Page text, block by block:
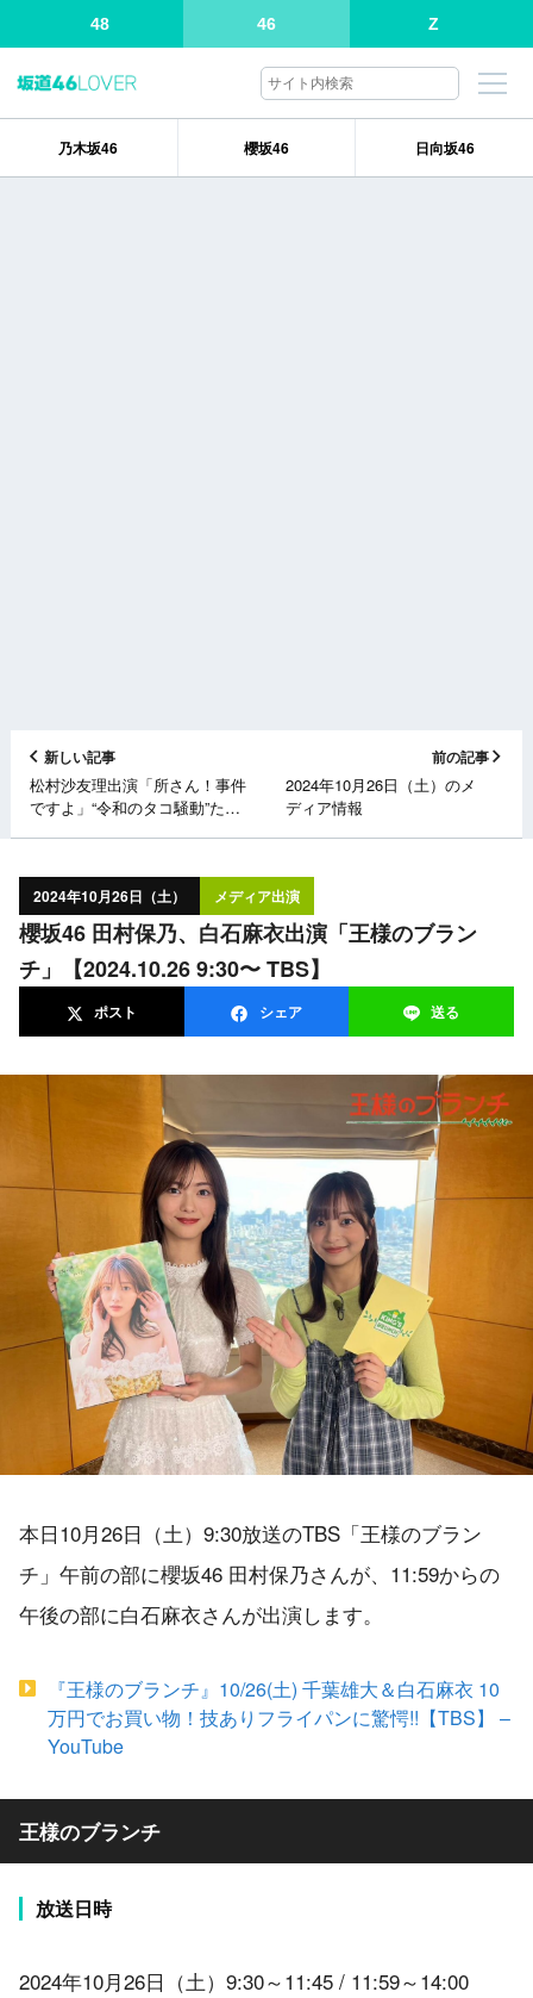
48 46 Z
乃木坂46 櫻坂46 日向坂46
新しい記事
松村沙友理出演「所さん！事件
ですよ」“令和のタコ騒動”たこ
合】
前の記事
2024年10月26日（土）のメ
ディア情報
2024年10月26日（土） メディア出演
櫻坂46 田村保乃、白石麻衣出演「王様のブラン
チ」【2024.10.26 9:30〜 TBS】
ポスト シェア 送る
本日10月26日（土）9:30放送のTBS「王様のブラン
チ」午前の部に櫻坂46 田村保乃さんが、11:59からの
午後の部に白石麻衣さんが出演します。
『王様のブランチ』10/26(土) 千葉雄大＆白石麻衣 10
万円でお買い物！技ありフライパンに驚愕!!【TBS】 –
YouTube
王様のブランチ
放送日時
2024年10月26日（土）9:30～11:45 / 11:59～14:00